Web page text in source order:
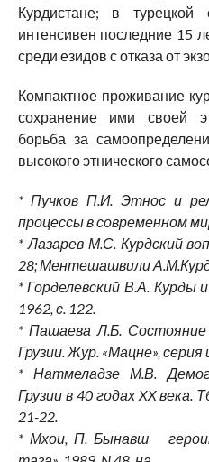
Курдистане; в
интенсивен последние 15
среди езидов с отказа от
Компактное проживание
сохранение ими своей
борьба за
высокого этнического
* Пучков П.И. Этнос и
процессы в современном
* Лазарев М.С. Курдский
28; Ментешашвили
* Горделевский В.А. Курды
1962, с. 122.
* Пашаева Л.Б. Состояние
Грузии. Жур. «Мацне», серия
* Натмеладзе М.В.
Грузии в 40 годах XX века.
21-22.
* Мхои, П. Бынавш